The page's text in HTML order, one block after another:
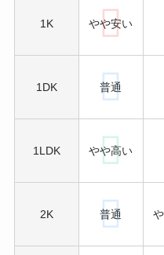
1K やや安い
1DK 普通
1LDK やや高い
2K 普通